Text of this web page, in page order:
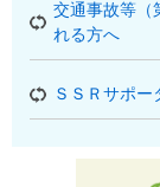
交通事故等（
れる方へ
ＳＳＲサポ